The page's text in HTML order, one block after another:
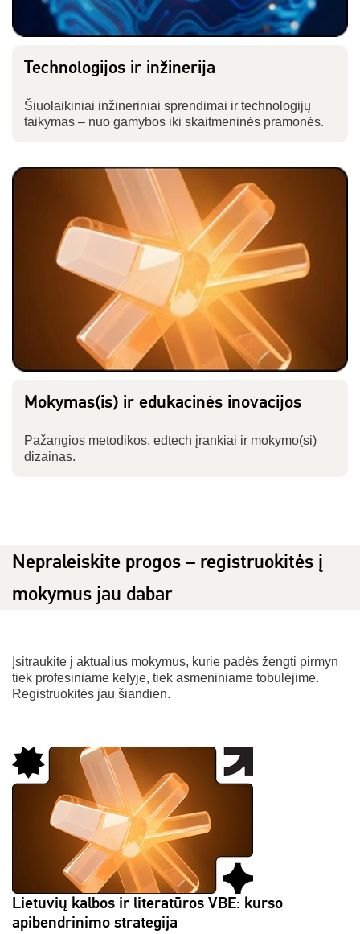
Technologijos ir inžinerija
Šiuolaikiniai inžineriniai sprendimai ir technologijų
taikymas – nuo gamybos iki skaitmeninės pramonės.
Mokymas(is) ir edukacinės inovacijos
Pažangios metodikos, edtech įrankiai ir mokymo(si)
dizainas.
Nepraleiskite progos – registruokitės į
mokymus jau dabar
Įsitraukite į aktualius mokymus, kurie padės žengti pirmyn
tiek profesiniame kelyje, tiek asmeniniame tobulėjime.
Registruokitės jau šiandien.
Lietuvių kalbos ir literatūros VBE: kurso
apibendrinimo strategija